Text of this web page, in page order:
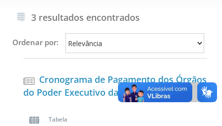
3 resultados encontrados
Ordenar por:
Cronograma de Pagamento dos Órgãos
do Poder Executivo da União
Tabela